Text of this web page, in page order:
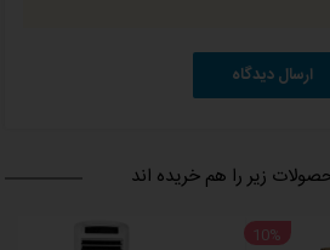
ارسال دیدگاه
زیر را هم خریده اند
10%